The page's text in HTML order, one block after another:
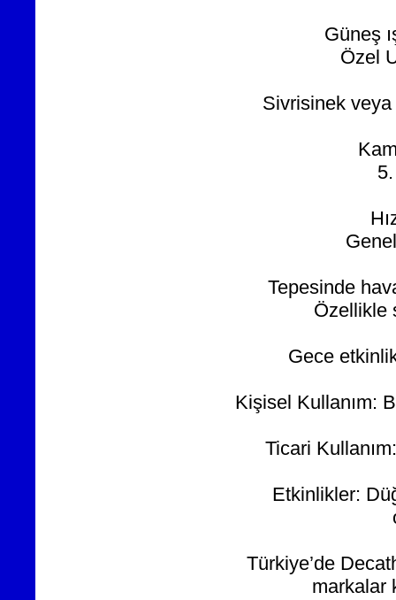
Güneş
Özel
Sivrisinek veya
Tepesinde
Özellikle
Gece
Kişisel Kullanım:
Ticari
Etkinlikler:
Türkiye’de
markalar